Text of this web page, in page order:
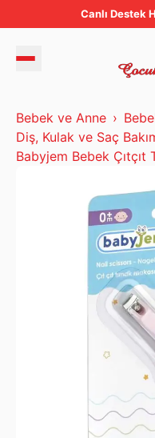
Canlı Destek
Bebek ve Anne
Diş, Kulak ve Saç
Babyjem Bebek Çıtçıt